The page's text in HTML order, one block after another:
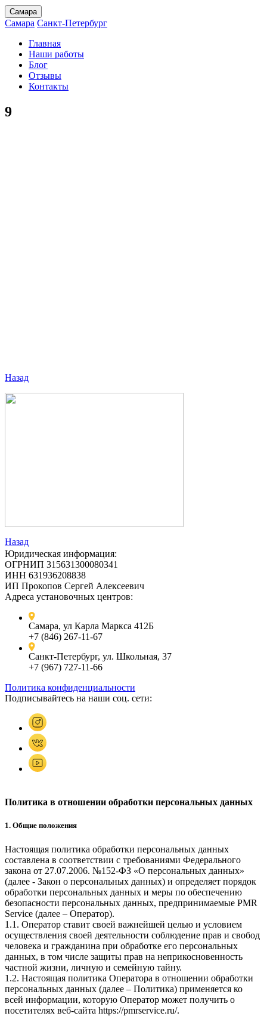
Самара
Самара Санкт-Петербург
Главная
Наши работы
Блог
Отзывы
Контакты
9
Назад
Назад
Юридическая информация:
ОГРНИП 315631300080341
ИНН 631936208838
ИП Прокопов Сергей Алексеевич
Адреса установочных центров:
Самара, ул Карла Маркса 412Б
+7 (846) 267-11-67
Санкт-Петербург, ул. Школьная, 37
+7 (967) 727-11-66
Политика конфиденциальности
Подписывайтесь на наши соц. сети:
Политика в отношении обработки персональных данных
1. Общие положения
Настоящая политика обработки персональных данных
составлена в соответствии с требованиями Федерального
закона от 27.07.2006. №152-ФЗ «О персональных данных»
(далее - Закон о персональных данных) и определяет порядок
обработки персональных данных и меры по обеспечению
безопасности персональных данных, предпринимаемые PMR
Service (далее – Оператор).
1.1. Оператор ставит своей важнейшей целью и условием
осуществления своей деятельности соблюдение прав и свобод
человека и гражданина при обработке его персональных
данных, в том числе защиты прав на неприкосновенность
частной жизни, личную и семейную тайну.
1.2. Настоящая политика Оператора в отношении обработки
персональных данных (далее – Политика) применяется ко
всей информации, которую Оператор может получить о
посетителях веб-сайта https://pmrservice.ru/.